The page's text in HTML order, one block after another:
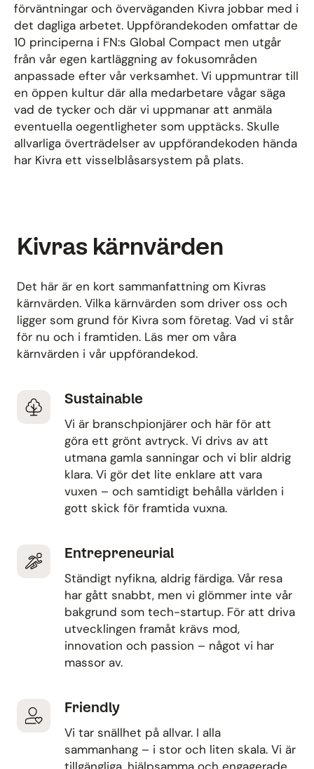
förväntningar och överväganden Kivra jobbar med i
det dagliga arbetet. Uppförandekoden omfattar de
10 principerna i FN:s Global Compact men utgår
från vår egen kartläggning av fokusområden
anpassade efter vår verksamhet. Vi uppmuntrar till
en öppen kultur där alla medarbetare vågar säga
vad de tycker och där vi uppmanar att anmäla
eventuella oegentligheter som upptäcks. Skulle
allvarliga överträdelser av uppförandekoden hända
har Kivra ett visselblåsarsystem på plats.
Kivras kärnvärden
Det här är en kort sammanfattning om Kivras
kärnvärden. Vilka kärnvärden som driver oss och
ligger som grund för Kivra som företag. Vad vi står
för nu och i framtiden. Läs mer om våra
kärnvärden i vår uppförandekod.
Sustainable
Vi är branschpionjärer och här för att
göra ett grönt avtryck. Vi drivs av att
utmana gamla sanningar och vi blir aldrig
klara. Vi gör det lite enklare att vara
vuxen – och samtidigt behålla världen i
gott skick för framtida vuxna.
Entrepreneurial
Ständigt nyfikna, aldrig färdiga. Vår resa
har gått snabbt, men vi glömmer inte vår
bakgrund som tech-startup. För att driva
utvecklingen framåt krävs mod,
innovation och passion – något vi har
massor av.
Friendly
Vi tar snällhet på allvar. I alla
sammanhang – i stor och liten skala. Vi är